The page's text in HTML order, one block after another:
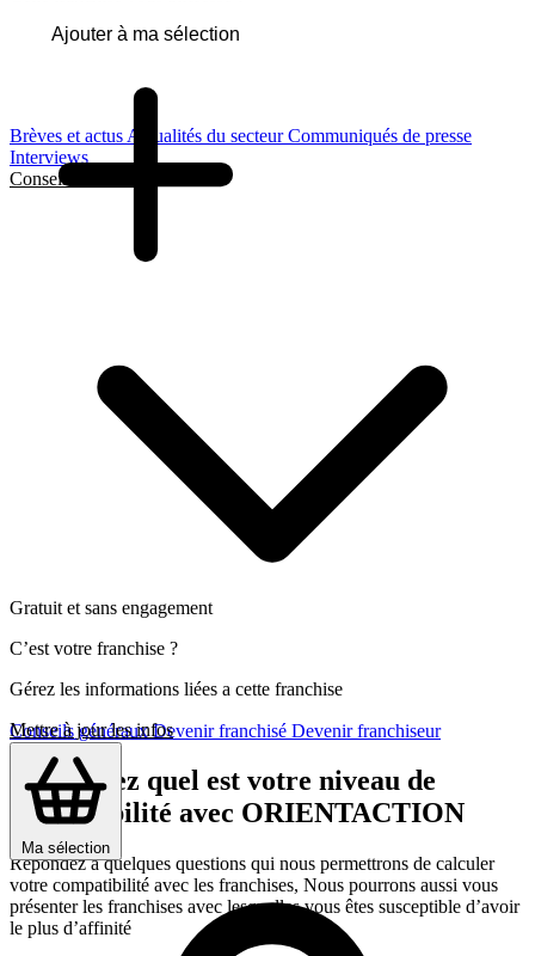
Brèves et actus Actualités du secteurCommuniqués de presse
Interviews
Conseils et Guides
Conseils générauxDevenir franchisé Devenir franchiseur
Ma sélection
Ajouter à ma sélection
Gratuit et sans engagement
C’est votre franchise ?
Gérez les informations liées a cette franchise
Mettre à jour les infos
Découvrez quel est votre niveau de
compatibilité avec ORIENTACTION
Répondez a quelques questions qui nous permettrons de calculer
votre compatibilité avec les franchises, Nous pourrons aussi vous
présenter les franchises avec lesquelles vous êtes susceptible d’avoir
le plus d’affinité